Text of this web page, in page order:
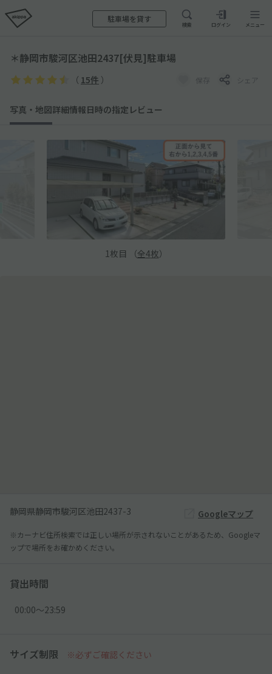
駐車場を貸す
検索 ログイン メニュー
＊静岡市駿河区池田2437[伏見]駐車場
（ 15件 ） 保存 シェア
写真・地図詳細情報日時の指定 レビュー
1 枚目 （全4枚）
静岡県静岡市駿河区池田2437-3 Googleマップ
※カーナビ住所検索では正しい場所が示されないことがあるため、Googleマ
ップで場所をお確かめください。
貸出時間
00:00〜23:59
サイズ制限 ※必ずご確認ください